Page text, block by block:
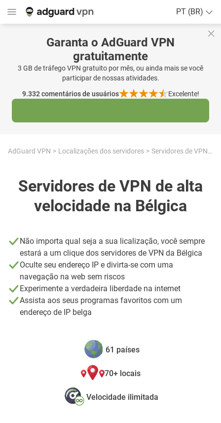
PT (BR)
Garanta o AdGuard VPN
gratuitamente
3 GB de tráfego VPN gratuito por mês, ou ainda mais se você
participar de nossas atividades.
9.332comentários de usuários Excelente!
AdGuard VPN Localizações dos servidores Servidores de VPN de alta velocidade na Bélgica
Servidores de VPN de alta
velocidade na Bélgica
Não importa qual seja a sua licalização, você sempre
estará a um clique dos servidores de VPN da Bélgica
Oculte seu endereço IP e divirta-se com uma
navegação na web sem riscos
Experimente a verdadeira liberdade na internet
Assista aos seus programas favoritos com um
endereço de IP belga
61 países
70+ locais
Velocidade ilimitada